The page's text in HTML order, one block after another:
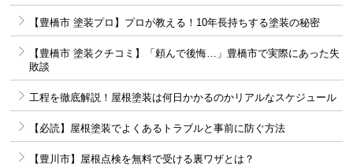
【豊橋市 塗装プロ】プロが教える！10年長持ちする塗装の秘密
【豊橋市 塗装クチコミ】「頼んで後悔…」豊橋市で実際にあった失
敗談
工程を徹底解説！屋根塗装は何日かかるのかリアルなスケジュール
【必読】屋根塗装でよくあるトラブルと事前に防ぐ方法
【豊川市】屋根点検を無料で受ける裏ワザとは？